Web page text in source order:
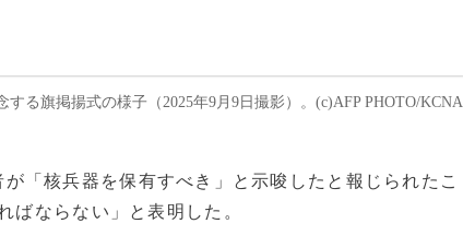
る旗掲揚式の様子（2025年9月9日撮影）。(c)AFP PHOTO/KCNA
「核兵器を保有すべき」と示唆したと報じられたこ
ばならない」と表明した。